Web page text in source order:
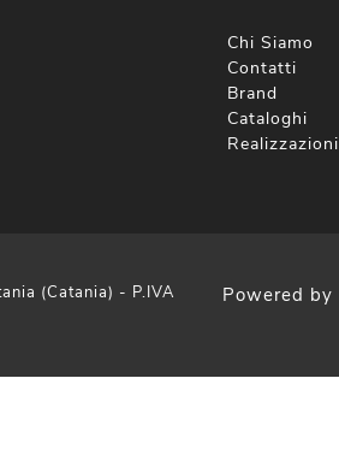
Chi Siamo
Contatti
Brand
Cataloghi
Realizzazioni
(Catania) - P.IVA
Powered by